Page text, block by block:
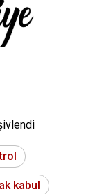
kabul